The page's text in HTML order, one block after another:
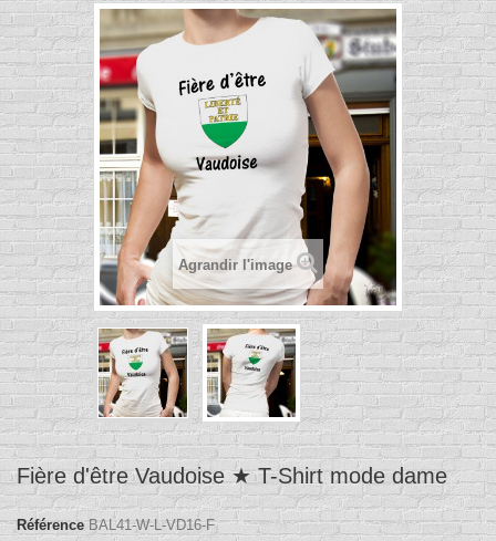
Agrandir l'image
Fière d'être Vaudoise ★ T-Shirt mode dame
Référence BAL41-W-L-VD16-F